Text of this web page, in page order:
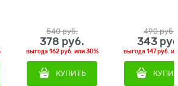
540 руб.
378 руб.
выгода 162 руб. или30%
КУПИТЬ
490 руб.
343
выгода147 руб.